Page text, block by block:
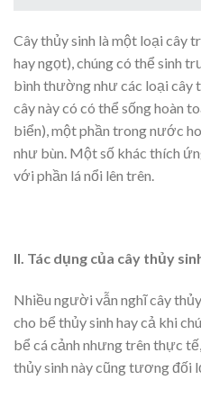
Cây thủy sinh là một loại cây
hay ngọt), chúng có thể sinh
bình thường như các loại cây
cây này có có thể sống hoàn
biển), một phần trong nước
như bùn. Một số khác thích
với phần lá nổi lên trên.
II. Tác dụng của cây thủy
Nhiều người vẫn nghĩ cây
cho bể thủy sinh hay cả khi
bể cá cảnh nhưng trên thực
thủy sinh này cũng tương đối